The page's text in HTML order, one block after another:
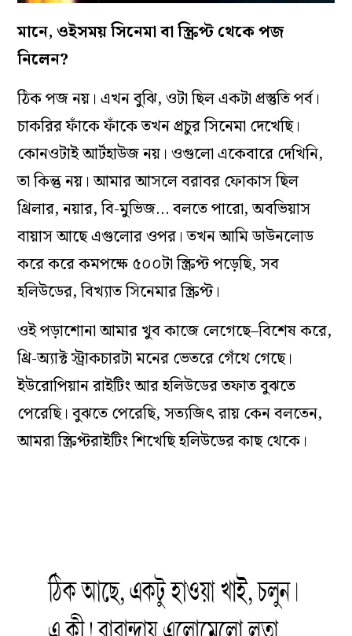
মানে, ওইসময় সিনেমা বা স্ক্রিপ্ট থেকে পজ
নিলেন?
ঠিক পজ নয়। এখন বুঝি, ওটা ছিল একটা প্রস্তুতি পর্ব।
চাকরির ফাঁকে ফাঁকে তখন প্রচুর সিনেমা দেখেছি।
কোনওটাই আর্টহাউজ নয়। ওগুলো একেবারে দেখিনি,
তা কিন্তু নয়। আমার আসলে বরাবর ফোকাস ছিল
থ্রিলার, নয়ার, বি-মুভিজ… বলতে পারো, অবভিয়াস
বায়াস আছে এগুলোর ওপর। তখন আমি ডাউনলোড
করে করে কমপক্ষে ৫০০টা স্ক্রিপ্ট পড়েছি, সব
হলিউডের, বিখ্যাত সিনেমার স্ক্রিপ্ট।
ওই পড়াশোনা আমার খুব কাজে লেগেছে–বিশেষ করে,
থ্রি-অ্যাক্ট স্ট্রাকচারটা মনের ভেতরে গেঁথে গেছে।
ইউরোপিয়ান রাইটিং আর হলিউডের তফাত বুঝতে
পেরেছি। বুঝতে পেরেছি, সত্যজিৎ রায় কেন বলতেন,
আমরা স্ক্রিপ্টরাইটিং শিখেছি হলিউডের কাছ থেকে।